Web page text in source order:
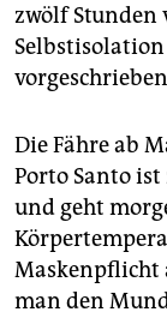
zwölf Stunden
Die Fähre ab
Porto Santo
und geht
Maskenpflicht
man den